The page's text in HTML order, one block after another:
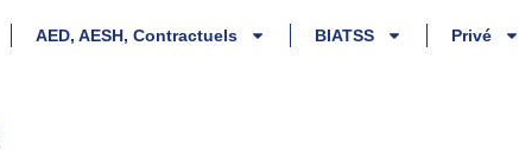
AED, AESH, Contractuels BIATSS Privé